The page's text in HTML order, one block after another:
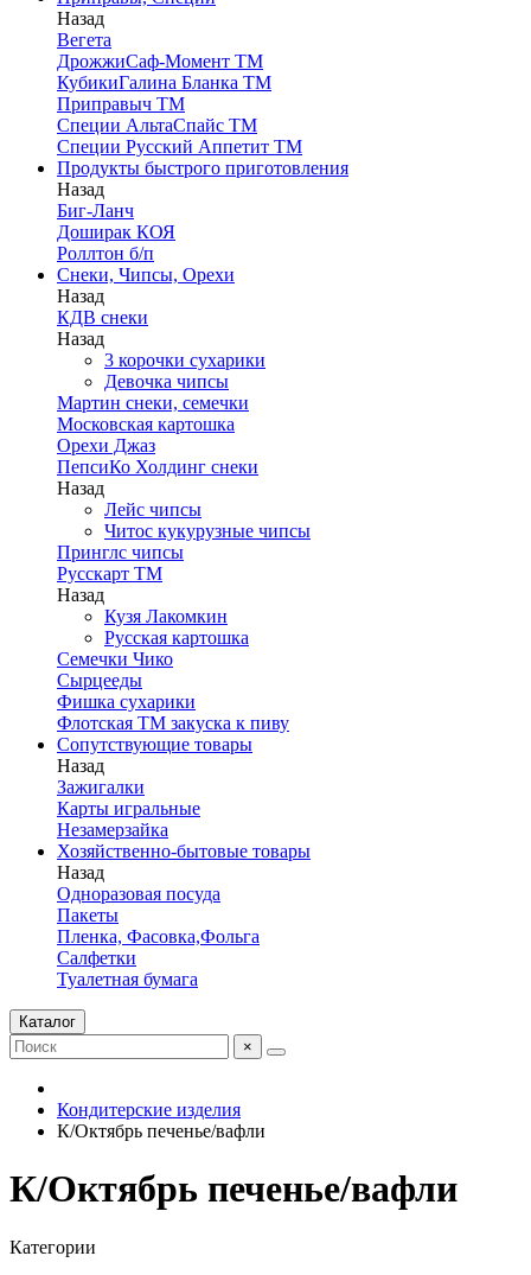
Назад
Вегета
ДрожжиСаф-Момент ТМ
КубикиГалина Бланка ТМ
Приправыч ТМ
Специи АльтаСпайс ТМ
Специи Русский Аппетит ТМ
Продукты быстрого приготовления
Назад
Биг-Ланч
Доширак КОЯ
Роллтон б/п
Снеки, Чипсы, Орехи
Назад
КДВ снеки
Назад
3 корочки сухарики
Девочка чипсы
Мартин снеки, семечки
Московская картошка
Орехи Джаз
ПепсиКо Холдинг снеки
Назад
Лейс чипсы
Читос кукурузные чипсы
Принглс чипсы
Русскарт ТМ
Назад
Кузя Лакомкин
Русская картошка
Семечки Чико
Сырцееды
Фишка сухарики
Флотская ТМ закуска к пиву
Сопутствующие товары
Назад
Зажигалки
Карты игральные
Незамерзайка
Хозяйственно-бытовые товары
Назад
Одноразовая посуда
Пакеты
Пленка, Фасовка,Фольга
Салфетки
Туалетная бумага
Каталог
×
Кондитерские изделия
К/Октябрь печенье/вафли
К/Октябрь печенье/вафли
Категории